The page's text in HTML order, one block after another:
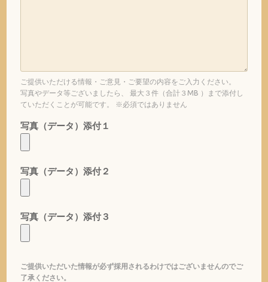
ご提供いただける情報・ご意見・ご要望の内容をご入力ください。
写真やデータ等ございましたら、 最大３件（合計３MB ）まで添付し
ていただくことが可能です。 ※必須ではありません
写真（データ）添付１
写真（データ）添付２
写真（データ）添付３
ご提供いただいた情報が必ず採用されるわけではございませんのでご
了承ください。